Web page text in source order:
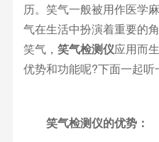
历。笑气一般被用作医学
气在生活中扮演着重要的
笑气， 笑气检测仪应用而
优势和功能呢?下面一起
笑气检测仪的优势：